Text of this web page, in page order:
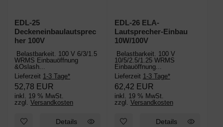
EDL-25
Deckeneinbaulautsprec
her 100V
Belastbarkeit. 100 V 6/3/1.5
WRMS Einbauöffnung
&Oslash...
Lieferzeit 1-3 Tage*
52,78 EUR
inkl. 19 % MwSt.
zzgl. Versandkosten
Details
EDL-26 ELA-
Lautsprecher-Einbau
10W/100V
Belastbarkeit. 100 V
10/5/2.5/1.25 WRMS
Einbauöffnung...
Lieferzeit 1-3 Tage*
62,42 EUR
inkl. 19 % MwSt.
zzgl. Versandkosten
Details